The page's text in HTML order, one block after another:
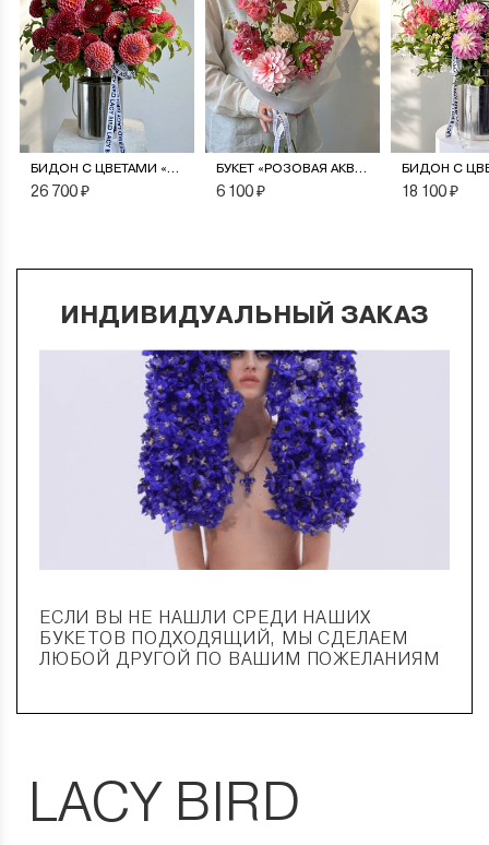
БИДОН С ЦВЕТАМИ «МОНПАНСЬЕ»
26 700 ₽
БУКЕТ «РОЗОВАЯ АКВАРЕЛЬ»
6 100 ₽ 18 100 ₽
ИНДИВИДУАЛЬНЫЙ ЗАКАЗ
ЕСЛИ ВЫ НЕ НАШЛИ СРЕДИ НАШИХ
БУКЕТОВ ПОДХОДЯЩИЙ, МЫ СДЕЛАЕМ
ЛЮБОЙ ДРУГОЙ ПО ВАШИМ ПОЖЕЛАНИЯМ
LACY BIRD